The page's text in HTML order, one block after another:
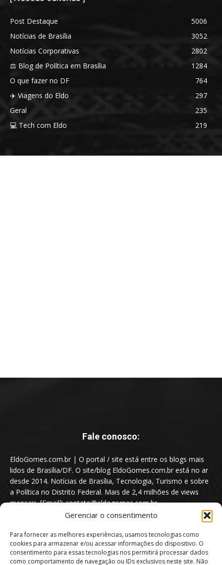
Gerenciar o consentimento
Para fornecer as melhores experiências, usamos tecnologias como
cookies para armazenar e/ou acessar informações do dispositivo. O
consentimento para essas tecnologias nos permitirá processar dados
como comportamento de navegação ou IDs exclusivos neste site. Não
Post Destaque
5006
Notícias de Brasília
3052
Notícias Corporativas
2802
⚖️ Blog de Política em Brasília
1284
O que fazer no DF
764
✈️ Viagens do Eldo
297
Geral
235
💻 Tech com Eldo
219
Fale conosco:
EldoGomes.com.br | O portal / site está entre os blogs mais
lidos de Brasília/DF. O site/blog EldoGomes.com.br está no ar
desde 2014. Notícias de Brasília, Tecnologia, Turismo e sobre
a Política no Distrito Federal. Mais de 2,4 milhões de views
mensais. [Email]: contato@eldogomes.com.br